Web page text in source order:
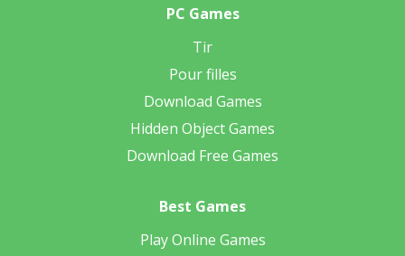
PC Games
Tir
Pour filles
Download Games
Hidden Object Games
Download Free Games
Best Games
Play Online Games